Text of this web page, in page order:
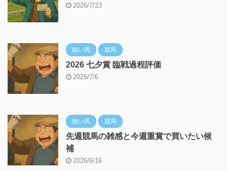
2026/7/23
狙い馬 競馬
2026 七夕賞 臨戦過程評価
2026/7/6
狙い馬 競馬
先週競馬の雑感と今週重賞で買いたい候
補
2026/6/16